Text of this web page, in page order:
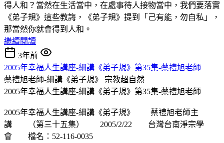
得人和？當然在生活當中，在處事待人接物當中，我們要落實
《弟子規》這些教誨，《弟子規》提到「己有能，勿自私」，
那當然你就會得到人和。
繼續閱讀
3年前
2005年幸福人生講座-細講《弟子規》第35集-蔡禮旭老師
蔡禮旭老師-細講《弟子規》 宗教超自然
2005年幸福人生講座-細講《弟子規》第35集-蔡禮旭老師
2005年幸福人生講座-細講《弟子規》 蔡禮旭老師主
講 （第三十五集） 2005/2/22 台灣台南淨宗學
會 檔名：52-116-0035